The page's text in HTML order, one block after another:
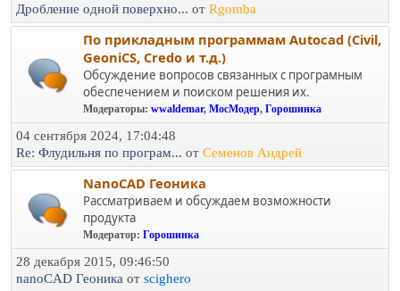
Дробление одной поверхно... от Rgomba
По прикладным программам Autocad (Civil,
GeoniCS, Credo и т.д.)
Обсуждение вопросов связанных с програмным
обеспечением и поиском решения их.
Модераторы: wwaldemar, МосМодер, Горошинка
04 сентября 2024, 17:04:48
Re: Флудильня по програм... от Семенов Андрей
NanoCAD Геоника
Рассматриваем и обсуждаем возможности
продукта
Модератор: Горошинка
28 декабря 2015, 09:46:50
nanoCAD Геоника от scighero